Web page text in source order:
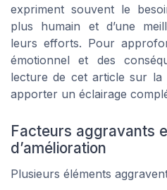
expriment souvent le
plus humain et d’une
leurs efforts. Pour
émotionnel et des
lecture de cet article sur la
apporter un éclairage
Facteurs aggravants
d’amélioration
Plusieurs éléments